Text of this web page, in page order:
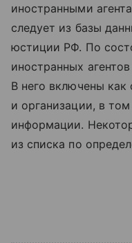
иностранными
следует из базы
юстиции РФ. По
иностранных
В него включены как
и организации, в
информации.
из списка по